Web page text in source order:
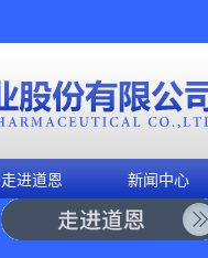
走进道恩 新闻中心